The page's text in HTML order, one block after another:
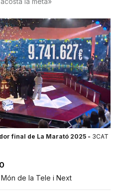
final de La Marató 2025 - 3CAT
de la Tele i Next